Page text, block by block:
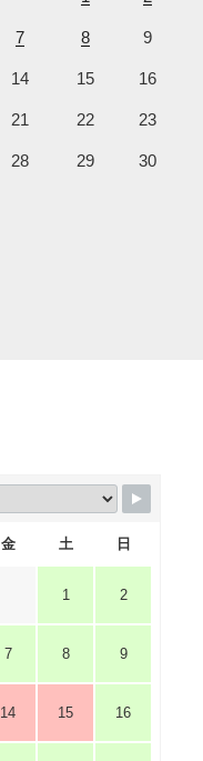
7 8 9
14 15 16
21 22 23
28 29 30
金 土 日
1 2
7 8 9
14 15 16